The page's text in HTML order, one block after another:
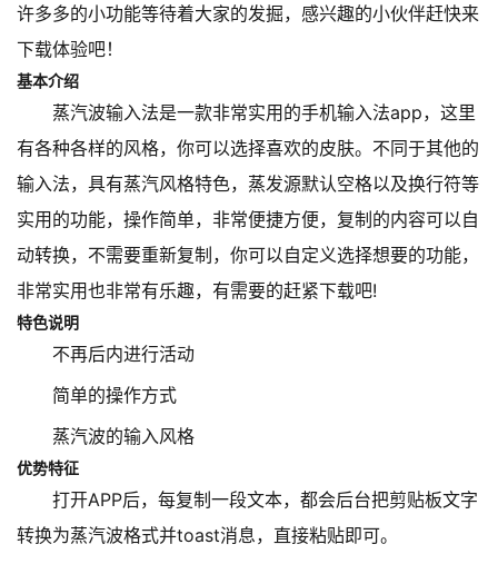
许多多的小功能等待着大家的发掘，感兴趣的小伙伴赶快来
下载体验吧！
基本介绍
蒸汽波输入法是一款非常实用的手机输入法app，这里
有各种各样的风格，你可以选择喜欢的皮肤。不同于其他的
输入法，具有蒸汽风格特色，蒸发源默认空格以及换行符等
实用的功能，操作简单，非常便捷方便，复制的内容可以自
动转换，不需要重新复制，你可以自定义选择想要的功能，
非常实用也非常有乐趣，有需要的赶紧下载吧!
特色说明
不再后内进行活动
简单的操作方式
蒸汽波的输入风格
优势特征
打开APP后，每复制一段文本，都会后台把剪贴板文字
转换为蒸汽波格式并toast消息，直接粘贴即可。